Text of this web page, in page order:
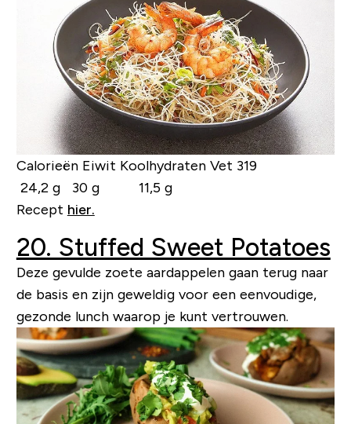
Calorieën Eiwit Koolhydraten Vet 319
24,2 g 30 g 11,5 g
Recept hier.
20. Stuffed Sweet Potatoes
Deze gevulde zoete aardappelen gaan terug naar
de basis en zijn geweldig voor een eenvoudige,
gezonde lunch waarop je kunt vertrouwen.